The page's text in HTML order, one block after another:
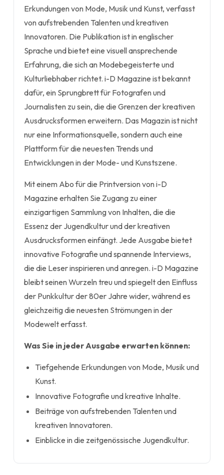
Erkundungen von Mode, Musik und Kunst, verfasst
von aufstrebenden Talenten und kreativen
Innovatoren. Die Publikation ist in englischer
Sprache und bietet eine visuell ansprechende
Erfahrung, die sich an Modebegeisterte und
Kulturliebhaber richtet. i-D Magazine ist bekannt
dafür, ein Sprungbrett für Fotografen und
Journalisten zu sein, die die Grenzen der kreativen
Ausdrucksformen erweitern. Das Magazin ist nicht
nur eine Informationsquelle, sondern auch eine
Plattform für die neuesten Trends und
Entwicklungen in der Mode- und Kunstszene.
Mit einem Abo für die Printversion von i-D
Magazine erhalten Sie Zugang zu einer
einzigartigen Sammlung von Inhalten, die die
Essenz der Jugendkultur und der kreativen
Ausdrucksformen einfängt. Jede Ausgabe bietet
innovative Fotografie und spannende Interviews,
die die Leser inspirieren und anregen. i-D Magazine
bleibt seinen Wurzeln treu und spiegelt den Einfluss
der Punkkultur der 80er Jahre wider, während es
gleichzeitig die neuesten Strömungen in der
Modewelt erfasst.
Was Sie in jeder Ausgabe erwarten können:
Tiefgehende Erkundungen von Mode, Musik und
Kunst.
Innovative Fotografie und kreative Inhalte.
Beiträge von aufstrebenden Talenten und
kreativen Innovatoren.
Einblicke in die zeitgenössische Jugendkultur.